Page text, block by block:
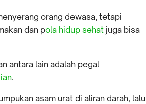
orang dewasa, tetapi
dan pola hidup sehat juga bisa
antara lain adalah pegal
.
asam urat di aliran darah, lalu